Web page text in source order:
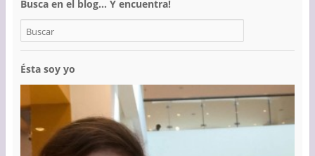
Busca en el blog… Y encuentra!
Ésta soy yo